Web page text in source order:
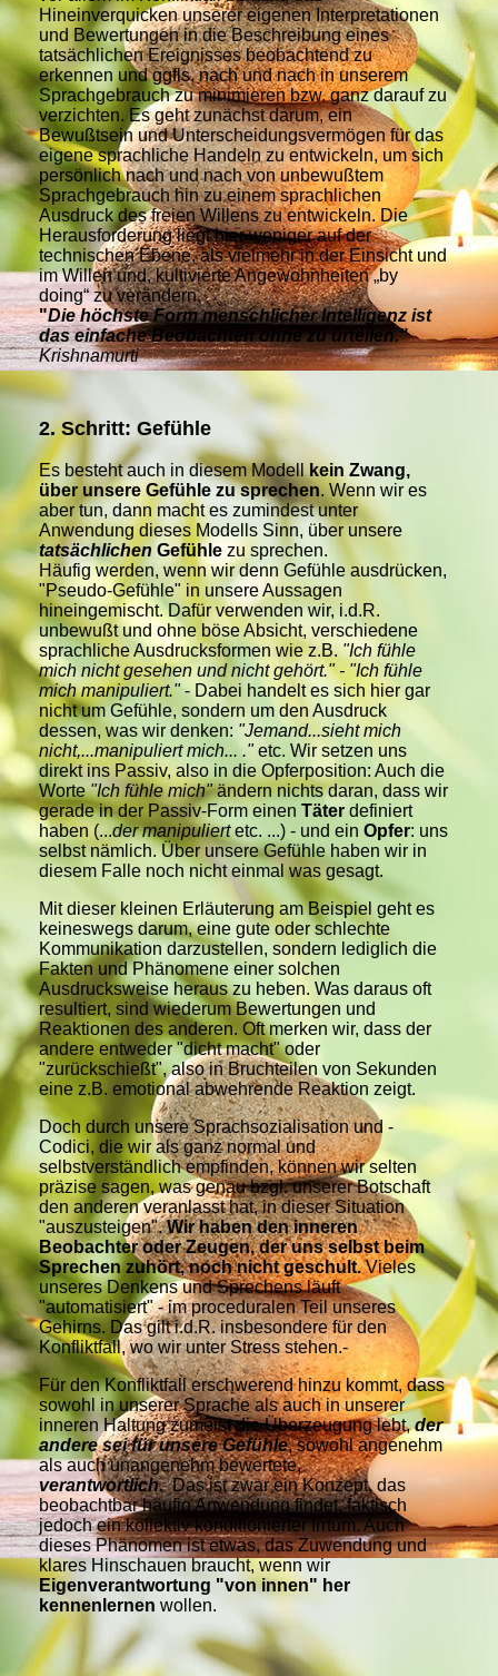
Hineinverquicken unserer eigenen Interpretationen
und Bewertungen in die Beschreibung eines
tatsächlichen Ereignisses beobachtend zu
erkennen und ggfls. nach und nach in unserem
Sprachgebrauch zu minimieren bzw. ganz darauf zu
verzichten. Es geht zunächst darum, ein
Bewußtsein und Unterscheidungsvermögen für das
eigene sprachliche Handeln zu entwickeln, um sich
persönlich nach und nach von unbewußtem
Sprachgebrauch hin zu einem sprachlichen
Ausdruck des freien Willens zu entwickeln. Die
Herausforderung liegt hier weniger auf der
technischen Ebene, als vielmehrin der Einsicht und
im Willen und, kultivierte Angewohnheiten „by
doing“ zu verändern.
"Die höchste Form menschlicher Intelligenz ist
das einfache Beobachten ohne zu urteilen."
Krishnamurti
2. Schritt: Gefühle
Es besteht auch in diesem Modellkein Zwang,
über unsere Gefühle zu sprechen. Wenn wir es
aber tun, dann macht es zumindest unter
Anwendung dieses Modells Sinn, über unsere
tatsächlichen Gefühle zu sprechen.
Häufig werden, wenn wir denn Gefühle ausdrücken,
"Pseudo-Gefühle" in unsere Aussagen
hineingemischt. Dafür verwenden wir, i.d.R.
unbewußt und ohne böse Absicht, verschiedene
sprachliche Ausdrucksformen wie z.B."Ich fühle
mich nicht gesehen und nicht gehört." - "Ich fühle
mich manipuliert."- Dabei handelt es sich hier gar
nicht um Gefühle, sondern um den Ausdruck
dessen, was wir denken: "Jemand...sieht mich
nicht,...manipuliert mich... ."etc. Wir setzen uns
direkt ins Passiv, also in die Opferposition: Auch die
Worte"Ich fühle mich"ändern nichts daran, dass wir
gerade in der Passiv-Form einen Täter definiert
haben (...der manipuliertetc. ...) - und ein Opfer: uns
selbst nämlich. Über unsere Gefühle haben wir in
diesem Falle noch nicht einmal was gesagt.
Mit dieser kleinen Erläuterung am Beispiel geht es
keineswegs darum, eine gute oder schlechte
Kommunikation darzustellen, sondern lediglich die
Fakten und Phänomene einer solchen
Ausdrucksweise heraus zu heben. Was daraus oft
resultiert, sind wiederum Bewertungen und
Reaktionen des anderen. Oft merken wir, dass der
andere entweder "dicht macht" oder
"zurückschießt", also in Bruchteilen von Sekunden
eine z.B. emotional abwehrende Reaktion zeigt.
Doch durch unsere Sprachsozialisation und -
Codici, die wir als ganz normal und
selbstverständlich empfinden, können wir selten
präzise sagen, was genau bzgl. unserer Botschaft
den anderen veranlasst hat, in dieser Situation
"auszusteigen".Wir haben den inneren
Beobachter oder Zeugen, der uns selbst beim
Sprechen zuhört, noch nicht geschult.Vieles
unseres Denkens und Sprechens läuft
"automatisiert" - im proceduralen Teil unseres
Gehirns. Das gilt i.d.R. insbesondere für den
Konfliktfall, wo wir unter Stress stehen.-
Für den Konfliktfall erschwerend hinzu kommt, dass
sowohl in unserer Sprache als auch in unserer
inneren Haltung zumeist die Überzeugung lebt,der
andere sei für unsere Gefühle, sowohl angenehm
als auch unangenehm bewertete,
verantwortlich.Das ist zwar ein Konzept, das
beobachtbar häufig Anwendung findet, faktisch
jedoch ein kollektiv konditionierter Irrtum. Auch
dieses Phänomen ist etwas, das Zuwendung und
klares Hinschauen braucht, wenn wir
Eigenverantwortung "von innen" her
kennenlernen wollen.